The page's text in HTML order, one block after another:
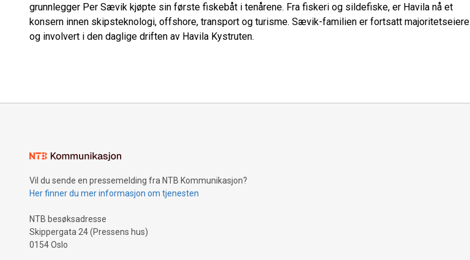
grunnlegger Per Sævik kjøpte sin første fiskebåt i tenårene. Fra fiskeri og sildefiske, er Havila nå et
konsern innen skipsteknologi, offshore, transport og turisme. Sævik-familien er fortsatt majoritetseiere
og involvert i den daglige driften av Havila Kystruten.
Vil du sende en pressemelding fra NTB Kommunikasjon?
Her finner du mer informasjon om tjenesten
NTB besøksadresse
Skippergata 24 (Pressens hus)
0154 Oslo